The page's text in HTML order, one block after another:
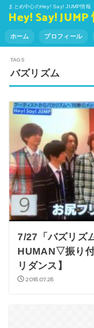
まとめ中心のHey! Say! JUMP情報
Hey! Say!
ホーム プロフィール
バズリズム
7/27「バズリズ
HUMAN▽振り
リダンス】
2018.07.28